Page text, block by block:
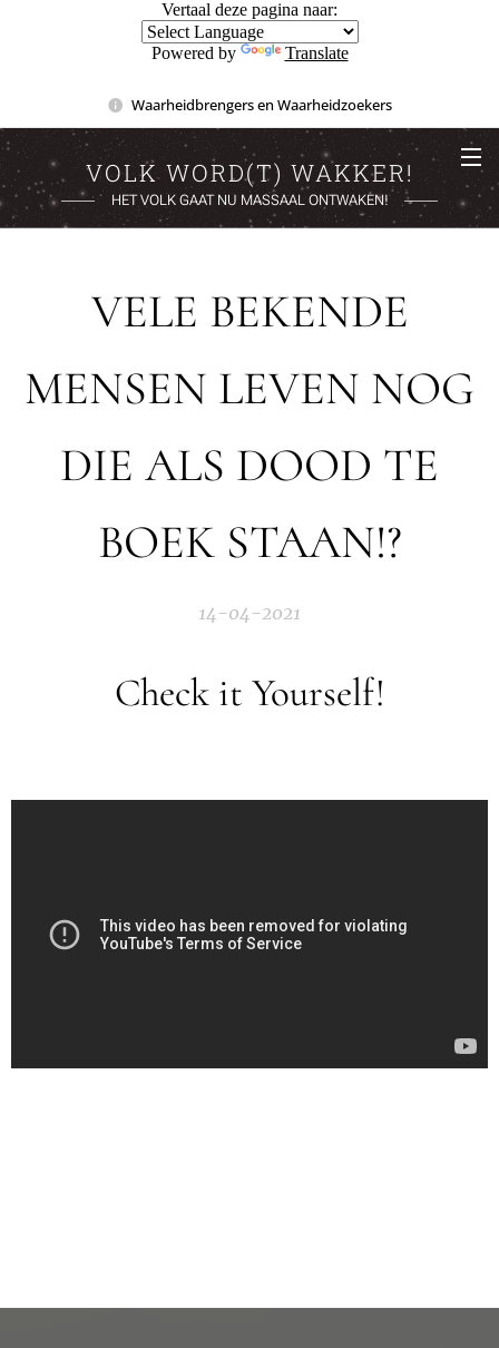
Vertaal deze pagina naar:
Powered by Translate
Waarheidbrengers en Waarheidzoekers
VOLK WORD(T) WAKKER!
HET VOLK GAAT NU MASSAAL ONTWAKEN!
VELE BEKENDE
MENSEN LEVEN NOG
DIE ALS DOOD TE
BOEK STAAN!?
14-04-2021
Check it Yourself!